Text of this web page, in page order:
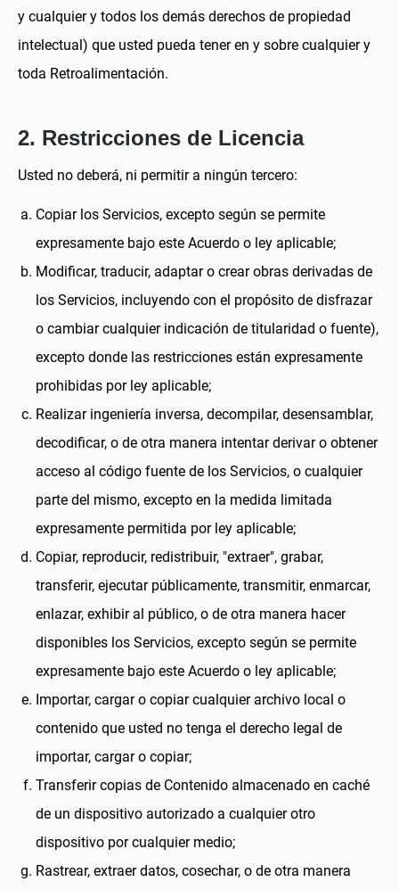
y cualquier y todos los demás derechos de propiedad
intelectual) que usted pueda tener en y sobre cualquier y
2. Restricciones de Licencia
Usted no deberá, ni permitir a ningún tercero:
Copiar los Servicios, excepto según se permite
expresamente bajo este Acuerdo o ley aplicable;
Modificar, traducir, adaptar o crear obras derivadas de
los Servicios, incluyendo con el propósito de disfrazar
o cambiar cualquier indicación de titularidad o fuente),
excepto donde las restricciones están expresamente
prohibidas por ley aplicable;
Realizar ingeniería inversa, decompilar, desensamblar,
decodificar, o de otra manera intentar derivar o obtener
acceso al código fuente de los Servicios, o cualquier
parte del mismo, excepto en la medida limitada
expresamente permitida por ley aplicable;
Copiar, reproducir, redistribuir, "extraer", grabar,
transferir, ejecutar públicamente, transmitir, enmarcar,
enlazar, exhibir al público, o de otra manera hacer
disponibles los Servicios, excepto según se permite
expresamente bajo este Acuerdo o ley aplicable;
Importar, cargar o copiar cualquier archivo local o
contenido que usted no tenga el derecho legal de
importar, cargar o copiar;
Transferir copias de Contenido almacenado en caché
de un dispositivo autorizado a cualquier otro
dispositivo por cualquier medio;
Rastrear, extraer datos, cosechar, o de otra manera